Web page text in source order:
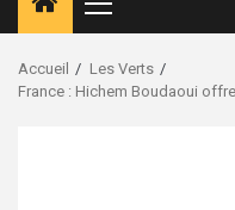
Menu
principal
Accueil
Les Verts
France : Hichem Boudaoui